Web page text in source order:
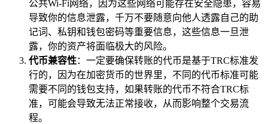
公共Wi-Fi网络，因为这些网络可能存在安全隐患，容易
导致你的信息泄露，千万不要随意向他人透露自己的助
记词、私钥和钱包密码等重要信息，这些信息一旦泄
露，你的资产将面临极大的风险。
代币兼容性：一定要确保转账的代币是基于TRC标准发
行的，因为在加密货币的世界里，不同的代币标准可能
需要不同的钱包支持，如果转账的代币不符合TRC标
准，可能会导致无法正常接收，从而影响整个交易流
程。